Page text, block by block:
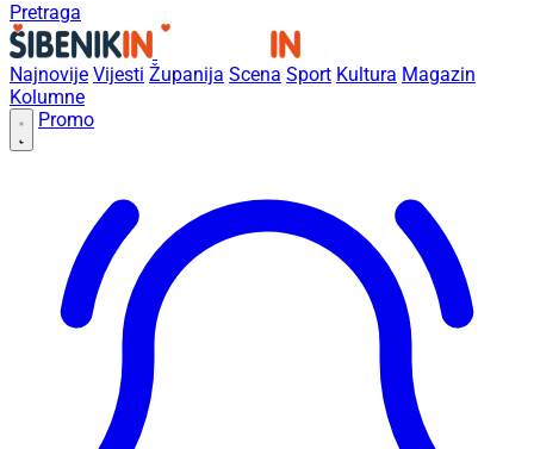
Pretraga
Najnovije Vijesti Županija Scena Sport Kultura Magazin
Kolumne
Promo